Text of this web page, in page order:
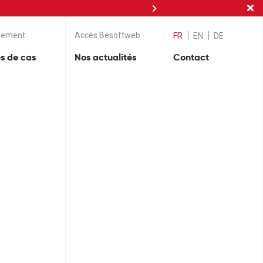
de cas
Accès Besoftweb
Nos actualités
FR EN DE
Contact